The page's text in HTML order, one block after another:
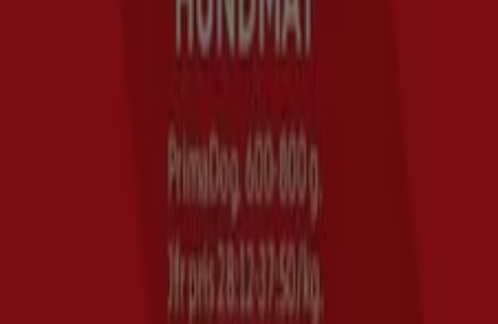
Återförsäljare
Ladda ner Tiendeo appen